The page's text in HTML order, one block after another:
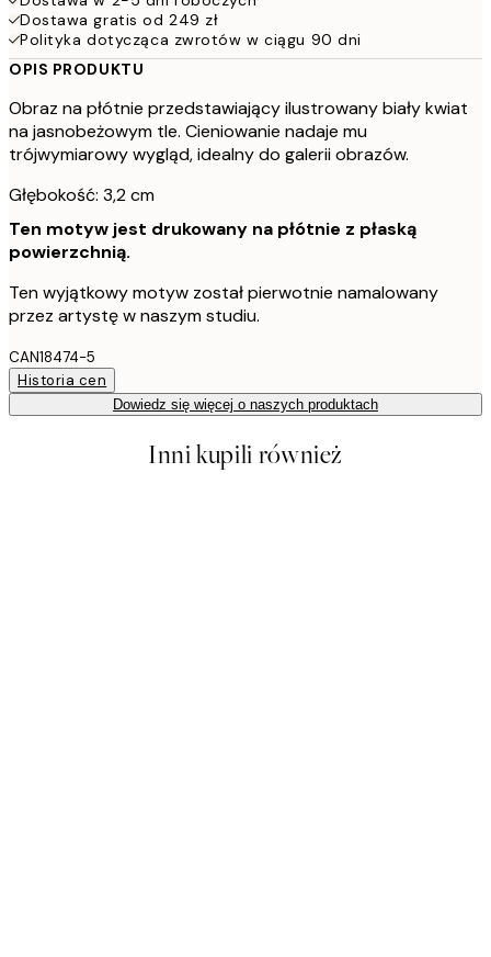
Dostawa gratis od 249 zł
Polityka dotycząca zwrotów w ciągu 90 dni
OPIS PRODUKTU
Obraz na płótnie przedstawiający ilustrowany biały kwiat
na jasnobeżowym tle. Cieniowanie nadaje mu
trójwymiarowy wygląd, idealny do galerii obrazów.
Głębokość: 3,2 cm
Ten motyw jest drukowany na płótnie z płaską
powierzchnią.
Ten wyjątkowy motyw został pierwotnie namalowany
przez artystę w naszym studiu.
CAN18474-5
Historia cen
Dowiedz się więcej o naszych produktach
Inni kupili również